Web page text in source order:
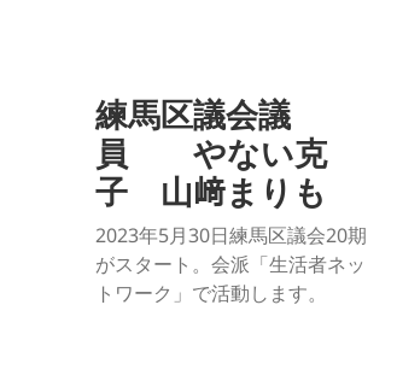
練馬区議会議
員 やない克
子 山﨑まりも
2023年5月30日練馬区議会20期
がスタート。会派「生活者ネッ
トワーク」で活動します。